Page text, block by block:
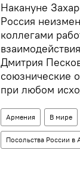
Накануне
Россия
коллегами
Дмитрия
союзнические
при любом
Армения В мире
Посольства России в